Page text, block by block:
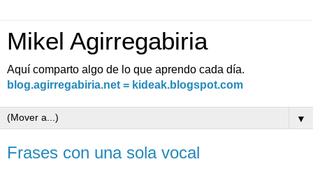
Mikel Agirregabiria
Aquí comparto algo de lo que aprendo cada día.
blog.agirregabiria.net = kideak.blogspot.com
▼
Frases con una sola vocal